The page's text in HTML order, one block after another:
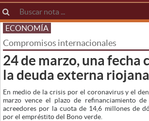
ECONOMÍA
Compromisos internacionales
24 de marzo, una fecha
la deuda externa riojana
En medio de la crisis por el coronavirus y el
marzo vence el plazo de refinanciamiento
acreedores por la cuota de 14,6 millones de
por el empréstito del Bono verde.